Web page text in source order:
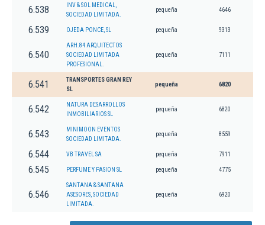
6.538
INV & SOL MEDICAL,
SOCIEDAD LIMITADA.
pequeña 4646
6.539 OJEDA PONCE, SL pequeña 9313
6.540
ARH.84 ARQUITECTOS
SOCIEDAD LIMITADA
PROFESIONAL.
pequeña 7111
6.541
TRANSPORTES GRAN REY
SL
pequeña 6820
6.542
NATURA DESARROLLOS
INMOBILIARIOS SL
pequeña 6820
6.543
MINIMOON EVENTOS
SOCIEDAD LIMITADA.
pequeña 8559
6.544 VB TRAVEL SA pequeña 7911
6.545 PERFUME Y PASION SL pequeña 4775
6.546
SANTANA & SANTANA
ASESORES, SOCIEDAD
LIMITADA.
pequeña 6920